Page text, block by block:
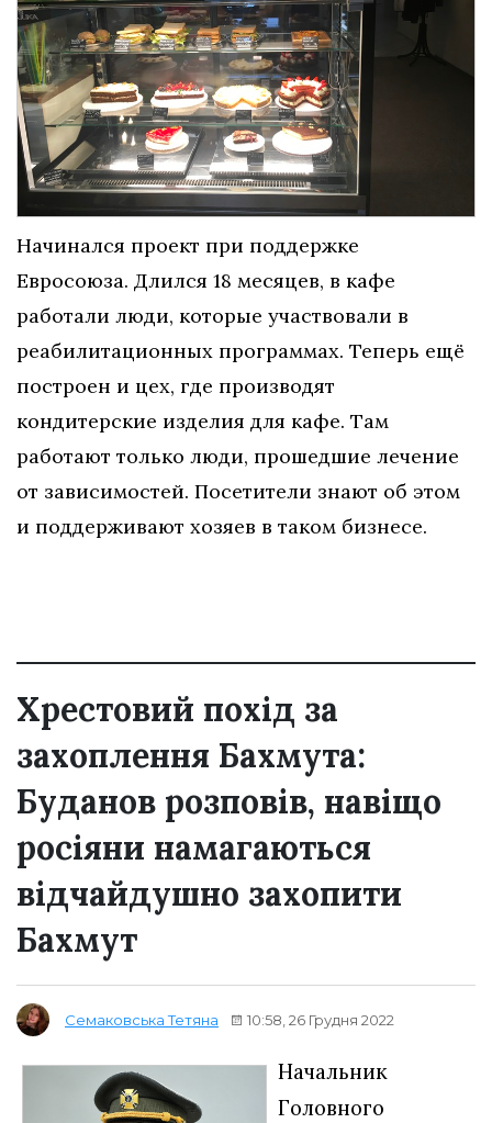
Начинался проект при поддержке
Евросоюза. Длился 18 месяцев, в кафе
работали люди, которые участвовали в
реабилитационных программах. Теперь ещё
построен и цех, где производят
кондитерские изделия для кафе. Там
работают только люди, прошедшие лечение
от зависимостей. Посетители знают об этом
и поддерживают хозяев в таком бизнесе.
Хрестовий похід за
захоплення Бахмута:
Буданов розповів, навіщо
росіяни намагаються
відчайдушно захопити
Бахмут
Семаковська Тетяна 10:58, 26 Грудня 2022
Начальник
Головного